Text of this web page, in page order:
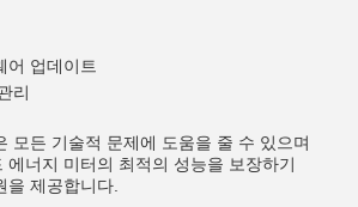
어 업데이트
리
모든 기술적 문제에 도움을 줄 수 있으며
에너지 미터의 최적의 성능을 보장하기
을 제공합니다.